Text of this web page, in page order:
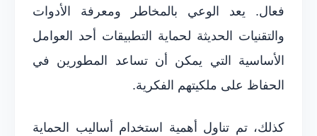
فعال. يعد الوعي بالمخاطر ومعرفة الأدوات
والتقنيات الحديثة لحماية التطبيقات أحد العوامل
الأساسية التي يمكن أن تساعد المطورين في
الحفاظ على ملكيتهم الفكرية.
كذلك، تم تناول أهمية استخدام أساليب الحماية